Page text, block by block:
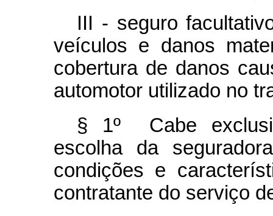
III - seguro
veículos e danos
cobertura de danos
automotor utilizado no
§ 1º Cabe
escolha da
condições e
contratante do serviço